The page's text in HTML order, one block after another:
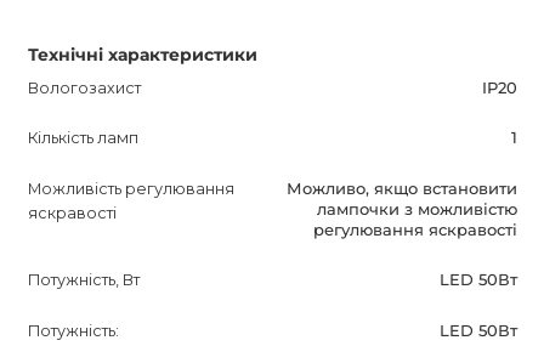
Технічні характеристики
Вологозахист IP20
Кількість ламп 1
Можливість регулювання
яскравості
Можливо, якщо встановити
лампочки з можливістю
регулювання яскравості
Потужність, Вт LED 50Вт
Потужність: LED 50Вт